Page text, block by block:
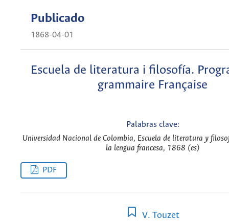
Publicado
1868-04-01
Escuela de literatura i filosofía.
grammaire Française
Palabras clave:
Universidad Nacional de Colombia, Escuela de literatura y
la lengua francesa, 1868 (es)
PDF
V. Touzet